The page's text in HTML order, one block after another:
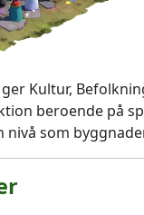
Kultur,
beroende på
nivå som